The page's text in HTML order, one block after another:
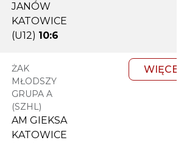
JANÓW
KATOWICE
(U12) 10:6
ŻAK
MŁODSZY
GRUPA A
(SZHL)
AM GIEKSA
KATOWICE
WIĘCEJ